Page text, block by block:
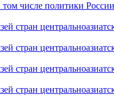
числе политики